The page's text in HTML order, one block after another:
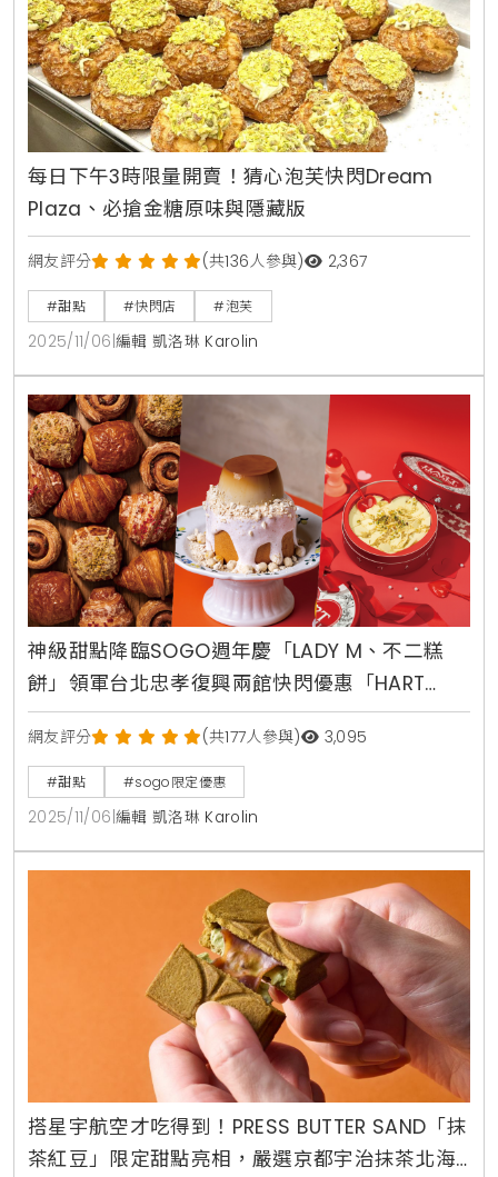
每日下午3時限量開賣！猜心泡芙快閃Dream
Plaza、必搶金糖原味與隱藏版
網友評分 (共136人參與) 2,367
#甜點 #快閃店 #泡芙
2025/11/06 編輯 凱洛琳 Karolin
神級甜點降臨SOGO週年慶「LADY M、不二糕
餅」領軍台北忠孝復興兩館快閃優惠「HART
TIRAMISU」必吃
網友評分 (共177人參與) 3,095
#甜點 #sogo限定優惠
2025/11/06 編輯 凱洛琳 Karolin
搭星宇航空才吃得到！PRESS BUTTER SAND「抹
茶紅豆」限定甜點亮相，嚴選京都宇治抹茶北海